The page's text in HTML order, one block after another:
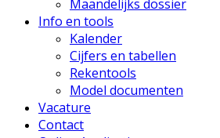
Maandelijks dossier
Info en tools
Kalender
Cijfers en tabellen
Rekentools
Model documenten
Vacature
Contact